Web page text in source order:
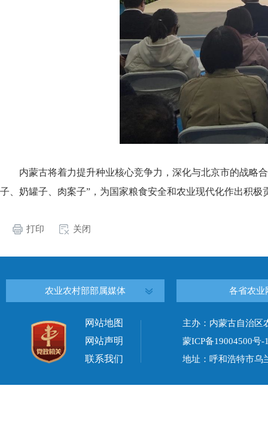
内蒙古将着力提升种业核心竞争力，深化与北京市的战略
子、奶罐子、肉案子”，为国家粮食安全和农业现代化作出积极
打印 关闭
农业农村部部属媒体 各省农业
网站地图
网站声明
联系我们
主办：内蒙古自治
蒙ICP备19004500号-
地址：呼和浩特市